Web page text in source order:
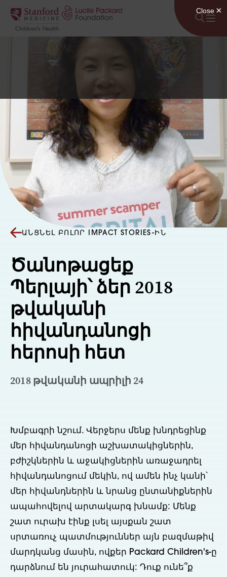
Անցնել բովանդակությանը
ԱՆՑՆԵԼ ԲՈԼՈՐ IMPACT STORIES-ԻՆ
Ծանոթացեք
Պերլայի՝ ձեր 2018
թվականի
հիվանդանոցի
հերոսի հետ
2018 թվականի ապրիլի 24
Խմբագրի նշում. Վերջերս մենք խնդրեցինք
մեր հիվանդանոցի աշխատակիցներին,
բժիշկներին և աջակիցներին առաջադրել
հիվանդանոցում մեկին, ով ամեն ինչ կանի՝
մեր հիվանդներին և նրանց ընտանիքներին
ապահովելով արտակարգ խնամք: Մենք
շատ ուրախ էինք լսել այսքան շատ
սրտառուչ պատմություններ այն բազմաթիվ
մարդկանց մասին, ովքեր Packard Children's-ը
դարձնում են յուրահատուկ: Դուք ունե՞ք